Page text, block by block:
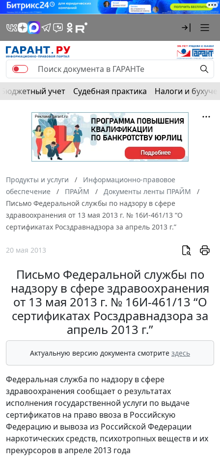
Бюджетный учет Судебная практика Налоги и
Продукты и услуги
Информационно-правовое
обеспечение
ПРАЙМ
Документы ленты ПРАЙМ
Письмо Федеральной службы по надзору в сфере
здравоохранения от 13 мая 2013 г. № 16И-461/13 “О
сертификатах Росздравнадзора за апрель 2013 г.”
20 мая 2013
Письмо Федеральной службы по
надзору в сфере здравоохранения
от 13 мая 2013 г. № 16И-461/13 “О
сертификатах Росздравнадзора за
апрель 2013 г.”
Актуальную версию документа смотрите здесь
Федеральная служба по надзору в сфере
здравоохранения сообщает о результатах
исполнения государственной услуги по выдаче
сертификатов на право ввоза в Российскую
Федерацию и вывоза из Российской Федерации
наркотических средств, психотропных веществ и их
прекурсоров в апреле 2013 года